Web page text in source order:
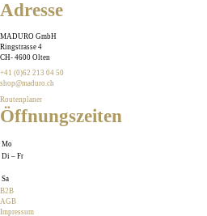
Adresse
MADURO GmbH
Ringstrasse 4
CH- 4600 Olten
+41 (0)62 213 04 50
shop@maduro.ch
Routenplaner
Öffnungszeiten
Mo
Di – Fr
Sa
B2B
AGB
Impressum